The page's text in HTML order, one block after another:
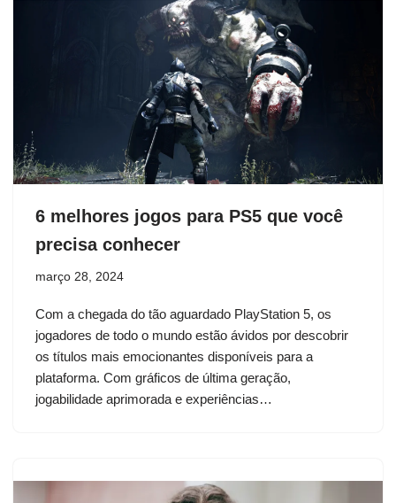
6 melhores jogos para PS5 que você
precisa conhecer
março 28, 2024
Com a chegada do tão aguardado PlayStation 5, os
jogadores de todo o mundo estão ávidos por descobrir
os títulos mais emocionantes disponíveis para a
plataforma. Com gráficos de última geração,
jogabilidade aprimorada e experiências…